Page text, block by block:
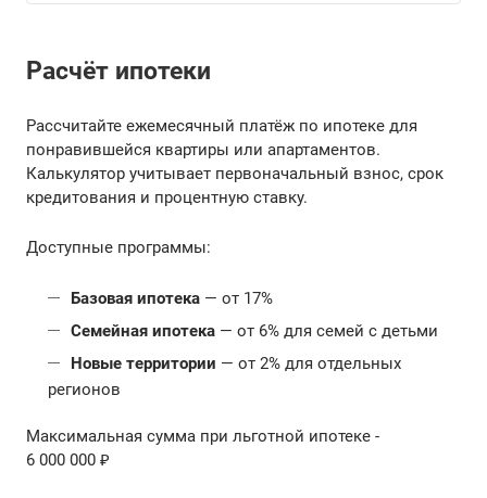
Расчёт ипотеки
Рассчитайте ежемесячный платёж по ипотеке для
понравившейся квартиры или апартаментов.
Калькулятор учитывает первоначальный взнос, срок
кредитования и процентную ставку.
Доступные программы:
Базовая ипотека — от 17%
Семейная ипотека — от 6% для семей с детьми
Новые территории — от 2% для отдельных
регионов
Максимальная сумма при льготной ипотеке -
6 000 000 ₽